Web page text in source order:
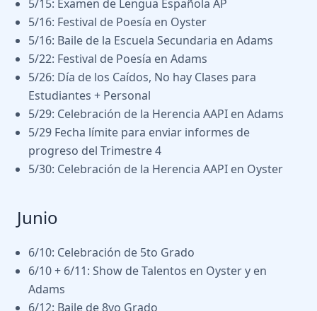
5/15: Examen de Lengua Española AP
5/16: Festival de Poesía en Oyster
5/16: Baile de la Escuela Secundaria en Adams
5/22: Festival de Poesía en Adams
5/26: Día de los Caídos, No hay Clases para
Estudiantes + Personal
5/29: Celebración de la Herencia AAPI en Adams
5/29 Fecha límite para enviar informes de
progreso del Trimestre 4
5/30: Celebración de la Herencia AAPI en Oyster
Junio
6/10: Celebración de 5to Grado
6/10 + 6/11: Show de Talentos en Oyster y en
Adams
6/12: Baile de 8vo Grado